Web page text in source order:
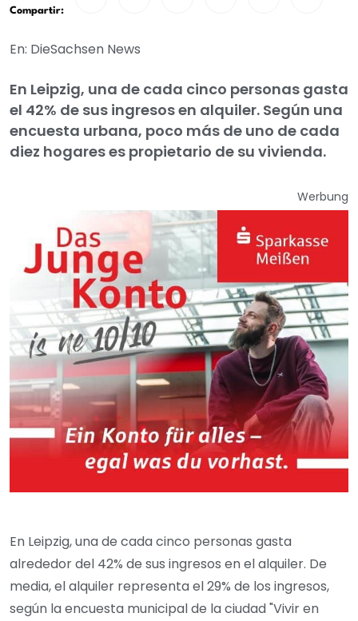
Compartir:
En: DieSachsen News
En Leipzig, una de cada cinco personas gasta
el 42% de sus ingresos en alquiler. Según una
encuesta urbana, poco más de uno de cada
diez hogares es propietario de su vivienda.
Werbung
En Leipzig, una de cada cinco personas gasta
alrededor del 42% de sus ingresos en el alquiler. De
media, el alquiler representa el 29% de los ingresos,
según la encuesta municipal de la ciudad "Vivir en